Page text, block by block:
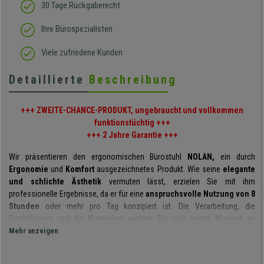
30 Tage Rückgaberecht
Ihre Bürospezialisten
Viele zufriedene Kunden
Detaillierte Beschreibung
+++ ZWEITE-CHANCE-PRODUKT, ungebraucht und vollkommen
funktionstüchtig +++
+++ 2 Jahre Garantie +++
Wir präsentieren den ergonomischen Bürostuhl NOLAN, ein durch
Ergonomie und Komfort ausgezeichnetes Produkt. Wie seine elegante
und schlichte Ästhetik vermuten lässt, erzielen Sie mit ihm
professionelle Ergebnisse, da er für eine anspruchsvolle Nutzung von 8
Stunden oder mehr pro Tag konzipiert ist. Die Verarbeitung, die
Einstellungen und die Materialien werden Sie vom ersten Moment an
überzeugen, nur bei Buerostuhlpro erhältlich!
Mehr anzeigen